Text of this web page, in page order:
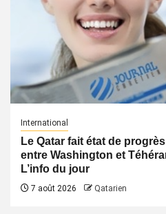
International
Le Qatar fait état de
entre Washington et
L’info du jour
7 août 2026 Qatarien